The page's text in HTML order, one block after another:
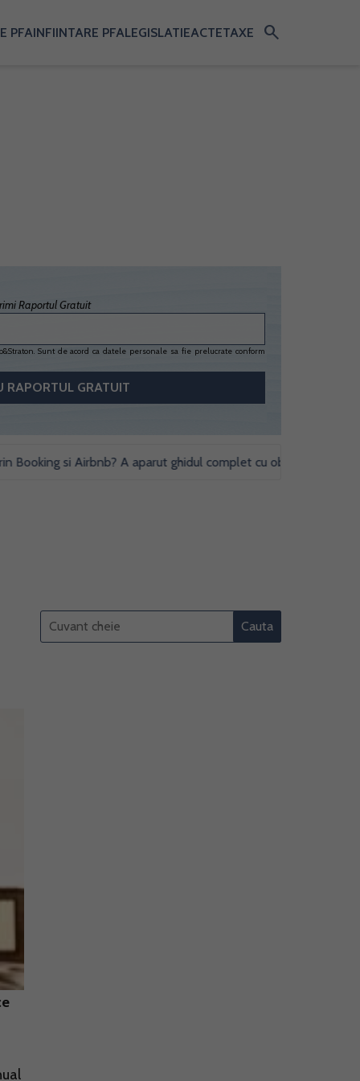
PFAINFIINTARE PFALEGISLATIEACTETAXE search
Raportul Gratuit
Sunt de acord ca datele personale sa fie prelucrate conform
si Airbnb? A aparut ghidul complet cu obligatii fiscale si